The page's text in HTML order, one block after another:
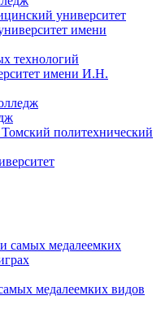
университет
имени
технологий
имени И.Н.
политехнический
медалеемких видов